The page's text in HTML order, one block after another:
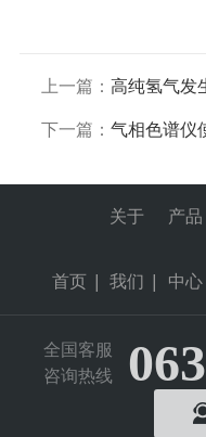
上一篇： 高纯氢气发
下一篇： 气相色谱仪
首页
关于
我们
产品
中心
全国客服
咨询热线